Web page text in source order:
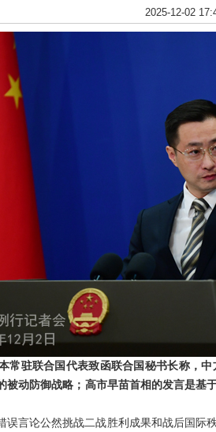
2025-12-02
常驻联合国代表致函联合国秘书长称，
被动防御战略；高市早苗首相的发言是
误言论公然挑战二战胜利成果和战后国